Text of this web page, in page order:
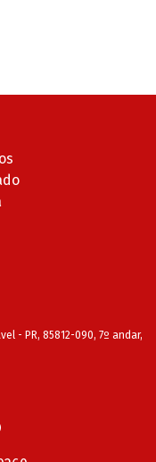
- PR, 85812-090, 7º andar,